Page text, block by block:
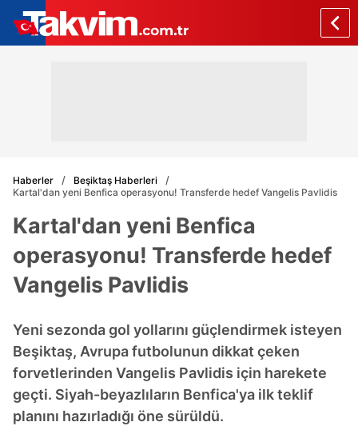
Haberler
Beşiktaş Haberleri
Kartal'dan yeni Benfica operasyonu! Transferde hedef Vangelis Pavlidis
Kartal'dan yeni Benfica
operasyonu! Transferde hedef
Vangelis Pavlidis
Yeni sezonda gol yollarını güçlendirmek isteyen
Beşiktaş, Avrupa futbolunun dikkat çeken
forvetlerinden Vangelis Pavlidis için harekete
geçti. Siyah-beyazlıların Benfica'ya ilk teklif
planını hazırladığı öne sürüldü.